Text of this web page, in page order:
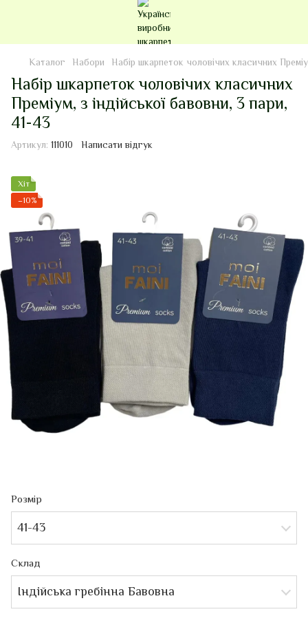
Каталог Набори Набір шкарпеток чоловічих класичних
Набір шкарпеток чоловічих класичних
Преміум, з індійської бавовни, 3 пари,
41-43
Артикул: 111010 Написати відгук
Хіт
−10%
Розмір
41-43
Склад
Індійська гребінна Бавовна